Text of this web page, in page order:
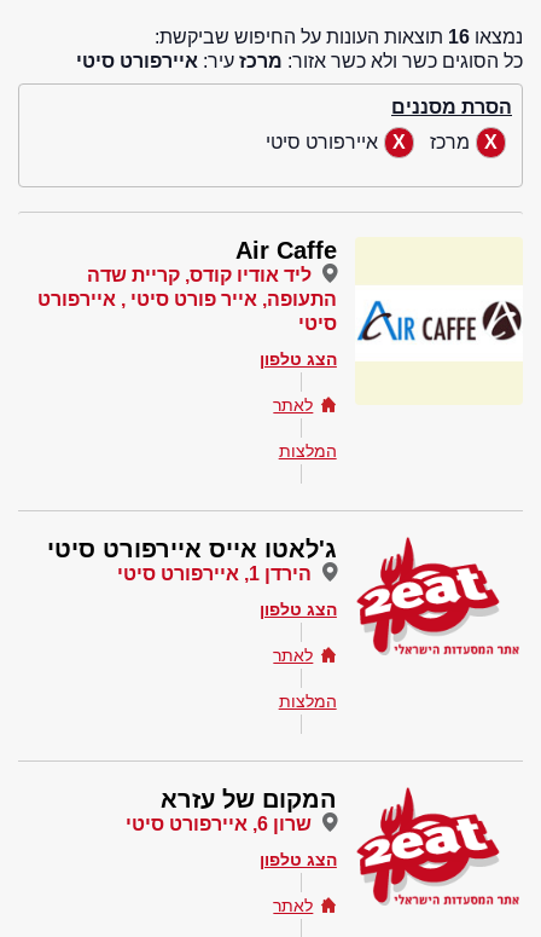
נמצאו 16 תוצאות העונות על החיפוש שביקשת:
כל הסוגים כשר ולא כשר אזור: מרכז עיר: איירפורט סיטי
הסרת מסננים
מרכז
איירפורט סיטי
Air Caffe
ליד אודיו קודס, קריית שדה
התעופה, אייר פורט סיטי , איירפורט
סיטי
הצג טלפון
לאתר
המלצות
ג'לאטו אייס איירפורט סיטי
הירדן 1, איירפורט סיטי
הצג טלפון
לאתר
המלצות
המקום של עזרא
שרון 6, איירפורט סיטי
הצג טלפון
לאתר